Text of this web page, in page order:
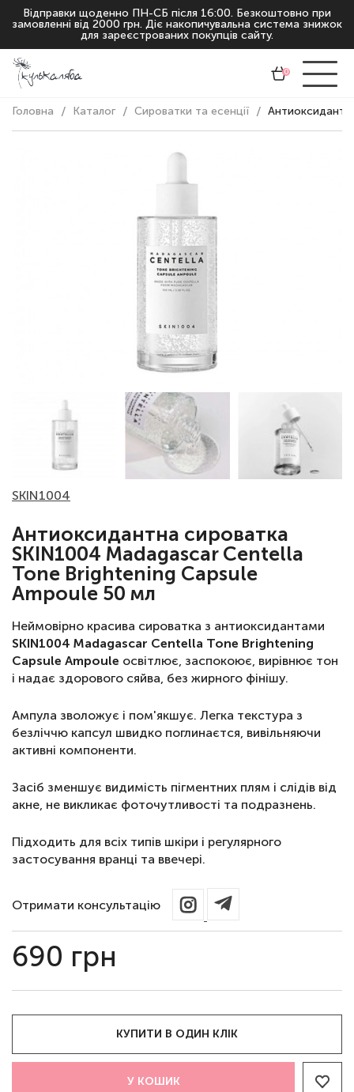
Відправки щоденно ПН-СБ після 16:00. Безкоштовно при
замовленні від 2000 грн. Діє накопичувальна система знижок
для зареєстрованих покупців сайту.
0
Головна Каталог Сироватки та есенції
SKIN1004
Антиоксидантна сироватка
SKIN1004 Madagascar Centella
Tone Brightening Capsule
Ampoule 50 мл
Неймовірно красива сироватка з антиоксидантами
SKIN1004 Madagascar Centella Tone Brightening
Capsule Ampoule освітлює, заспокоює, вирівнює тон
і надає здорового сяйва, без жирного фінішу.
Ампула зволожує і пом'якшує. Легка текстура з
безліччю капсул швидко поглинаєтся, вивільняючи
активні компоненти.
Засіб зменшує видимість пігментних плям і слідів від
акне, не викликає фоточутливості та подразнень.
Підходить для всіх типів шкіри і регулярного
застосування вранці та ввечері.
Отримати консультацію
690 грн
КУПИТИ В ОДИН КЛІК
У КОШИК